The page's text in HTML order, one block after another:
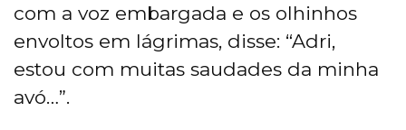
com a voz embargada e os olhinhos
envoltos em lágrimas, disse: “Adri,
estou com muitas saudades da minha
avó…”.